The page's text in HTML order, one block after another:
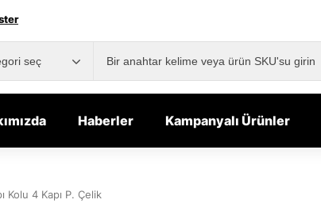
Haberler Kampanyalı Ürünler
Kolu 4 Kapı P. Çelik